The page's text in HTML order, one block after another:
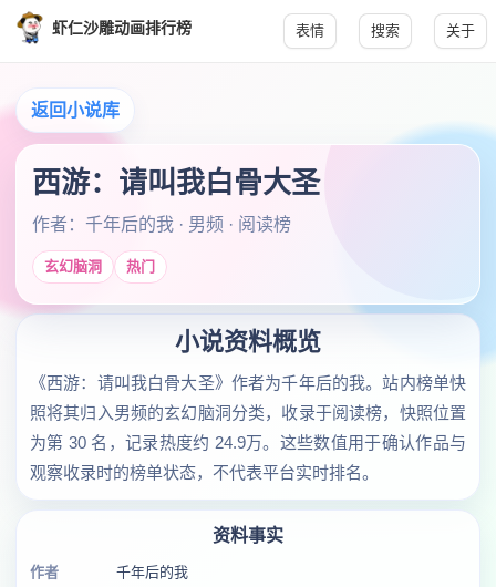
虾仁沙雕动画排行榜 表情 搜索 关于
返回小说库
西游：请叫我白骨大圣
作者：千年后的我 · 男频 · 阅读榜
玄幻脑洞 热门
小说资料概览
《西游：请叫我白骨大圣》作者为千年后的我。站内榜单快
照将其归入男频的玄幻脑洞分类，收录于阅读榜，快照位置
为第 30 名，记录热度约 24.9万。这些数值用于确认作品与
观察收录时的榜单状态，不代表平台实时排名。
资料事实
作者 千年后的我